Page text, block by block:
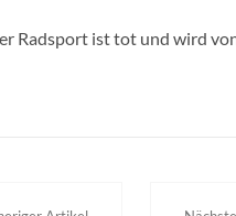
Radsport ist tot und wird